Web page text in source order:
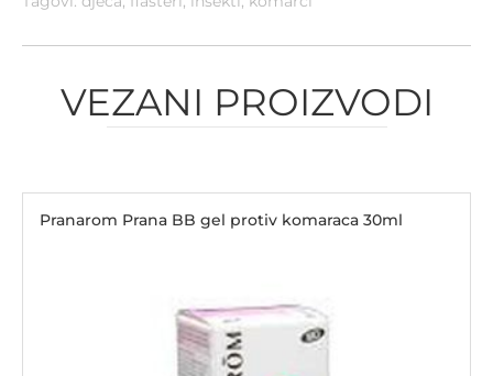
VEZANI PROIZVODI
Pranarom Prana BB gel protiv komaraca 30ml